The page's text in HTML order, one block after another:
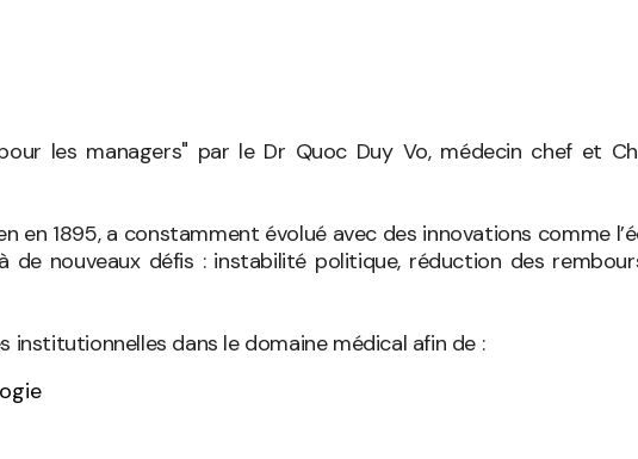
les managers" par le Dr Quoc Duy Vo, médecin chef et
en 1895, a constamment évolué avec des innovations comme
de nouveaux défis : instabilité politique, réduction des
institutionnelles dans le domaine médical afin de :